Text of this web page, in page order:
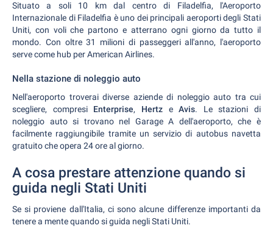
Situato a soli 10 km dal centro di Filadelfia, l'Aeroporto
Internazionale di Filadelfia è uno dei principali aeroporti degli Stati
Uniti, con voli che partono e atterrano ogni giorno da tutto il
mondo. Con oltre 31 milioni di passeggeri all'anno, l'aeroporto
serve come hub per American Airlines.
Nella stazione di noleggio auto
Nell'aeroporto troverai diverse aziende di noleggio auto tra cui
scegliere, compresi Enterprise, HertzeAvis. Le stazioni di
noleggio auto si trovano nel Garage A dell'aeroporto, che è
facilmente raggiungibile tramite un servizio di autobus navetta
gratuito che opera 24 ore al giorno.
A cosa prestare attenzione quando si
guida negli Stati Uniti
Se si proviene dall'Italia, ci sono alcune differenze importanti da
tenere a mente quando si guida negli Stati Uniti.